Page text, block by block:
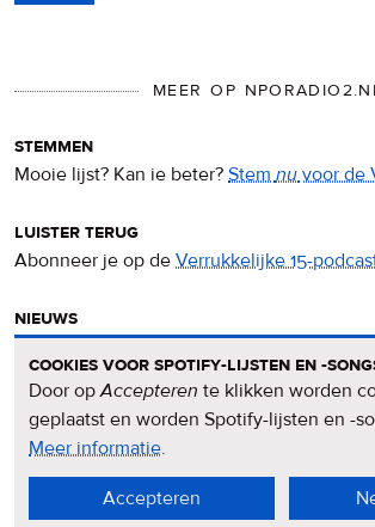
MEER OP
stemmen
Mooie lijst? Kan ie beter? Stemnuvoor de
luister terug
Abonneer je op de Verrukkelijke 15-
nieuws
nieuwsbrief
Meld je aan voor deVerrukkelijke 15-
cookies voor spotify-lijsten en -
Door opAccepteren te klikken worden
geplaatst en worden Spotify-lijsten en -
Meer informatieover
privacy
&
.
Accepteren